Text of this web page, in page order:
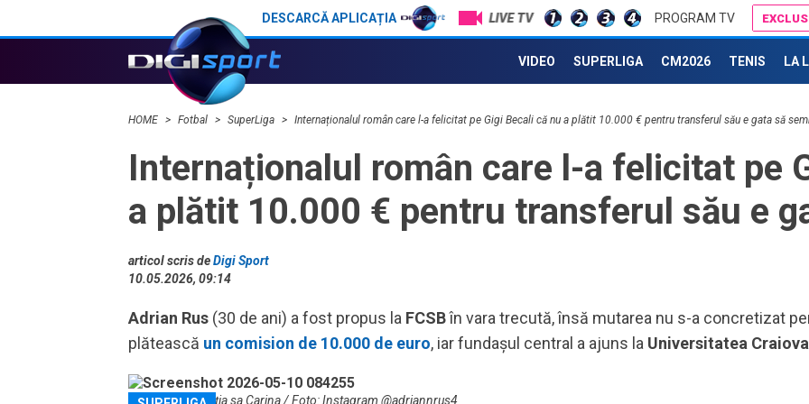
DESCARCĂ APLICAȚIA LIVE TV PROGRAM TV
VIDEO SUPERLIGA CM2026 TENIS LA
HOME Fotbal SuperLiga Internaționalul român care l-a felicitat pe Gigi Becali că nu a plătit 10.000 € pentru transferul său e gata să
Internaționalul român care l-a felicitat pe
a plătit 10.000 € pentru transferul său e
articol scris deDigi Sport
10.05.2026, 09:14
Adrian Rus (30 de ani) a fost propus la FCSBîn vara trecută, însă mutarea nu s-a concretizat
plătească un comision de 10.000 de euro, iar fundașul central a ajuns la Universitatea Craiova
Adrian Rus și soția sa Carina / Foto: Instagram @adriannrus4
de